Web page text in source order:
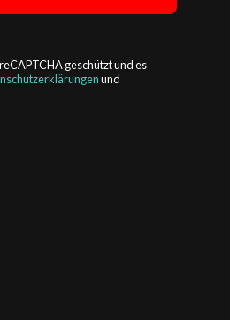
geschützt und es
und